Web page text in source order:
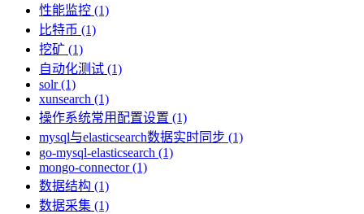
性能监控 (1)
比特币 (1)
挖矿 (1)
自动化测试 (1)
solr (1)
xunsearch (1)
操作系统常用配置设置 (1)
mysql与elasticsearch数据实时同步 (1)
go-mysql-elasticsearch (1)
mongo-connector (1)
数据结构 (1)
数据采集 (1)